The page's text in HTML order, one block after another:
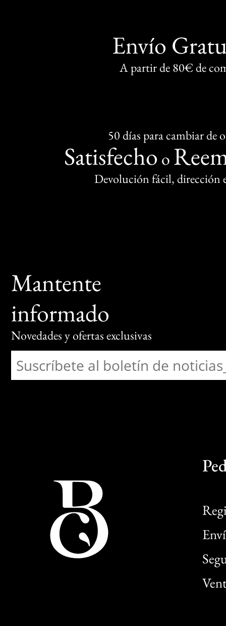
Envío
A partir de 80€ de
50 días para cambiar de
Satisfecho o
Devolución fácil, dirección
Mantente
informado
Novedades y ofertas exclusivas